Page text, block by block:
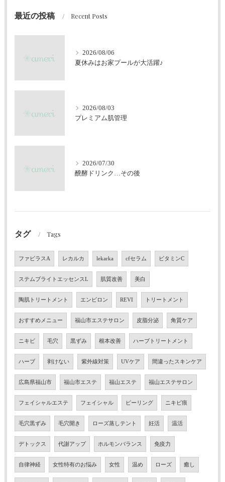
最近の投稿 Recent Posts
2026/08/06
夏休みはお家プールが大活躍♪
2026/08/03
プレミアム肌管理
2026/07/30
醗酵ドリンク…その後
タグ Tags
ファビラスA レカルカ lekarka cfセラム ビタミンC
ステムブライトエッセンスL 肌質改善 美白
陶肌トリートメント エンビロン REVI トリートメント
おすすめメニュー 福山市エステサロン 皮脂分泌 角質ケア
ニキビ 毛穴 黒ずみ 根本改善 ハーブトリートメント
ハーブ 剥けない 紫外線対策 UVケア 間違ったスキンケア
広島県福山市 福山市エステ 福山エステ 福山エステサロン
フェイシャルエステ フェイシャル ピーリング ニキビ痕
毛穴黒ずみ 毛穴開き ローズ蒸しテント 妊活 温活
デトックス 代謝アップ ホルモンバランス 免疫力
自律神経 女性特有のお悩み 女性 温め ローズ 癒し